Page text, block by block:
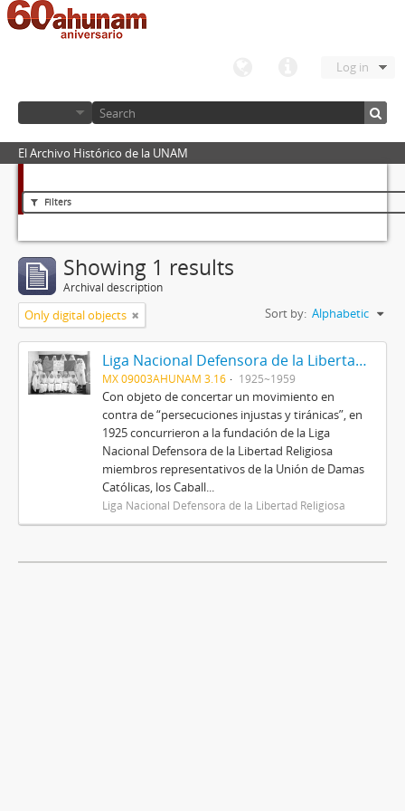
Log in
El Archivo Histórico de la UNAM
Filters
Showing 1 results
Archival description
Only digital objects Sort by: Alphabetic
Liga Nacional Defensora de la Libertad Religiosa
MX 09003AHUNAM 3.16 1925~1959
Con objeto de concertar un movimiento en
contra de “persecuciones injustas y tiránicas”, en
1925 concurrieron a la fundación de la Liga
Nacional Defensora de la Libertad Religiosa
miembros representativos de la Unión de Damas
Católicas, los Caball...
Liga Nacional Defensora de la Libertad Religiosa